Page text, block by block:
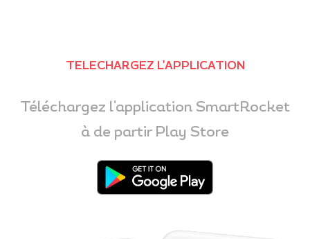
TELECHARGEZ L'APPLICATION
Téléchargez l'application SmartRocket
à de partir Play Store